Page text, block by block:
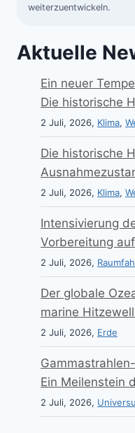
weiterzuentwickeln.
Aktuelle
Ein neuer
Die historische
2 Juli, 2026, Klima,
Die historische
2 Juli, 2026, Klima,
Intensivierung
Vorbereitung
2 Juli, 2026,
Der globale
marine
2 Juli, 2026, Erde
Ein Meilenstein
2 Juli, 2026,